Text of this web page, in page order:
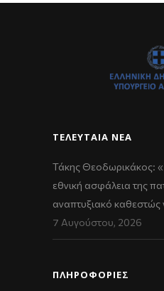
ΤΕΛΕΥΤΑΊΑ ΝΈΑ
Τάκης Θεοδωρικάκος:
εθνική ασφάλεια της
αναπτυξιακό καθεστώς
7 Αυγούστου, 2026
ΠΛΗΡΟΦΟΡΙΕΣ